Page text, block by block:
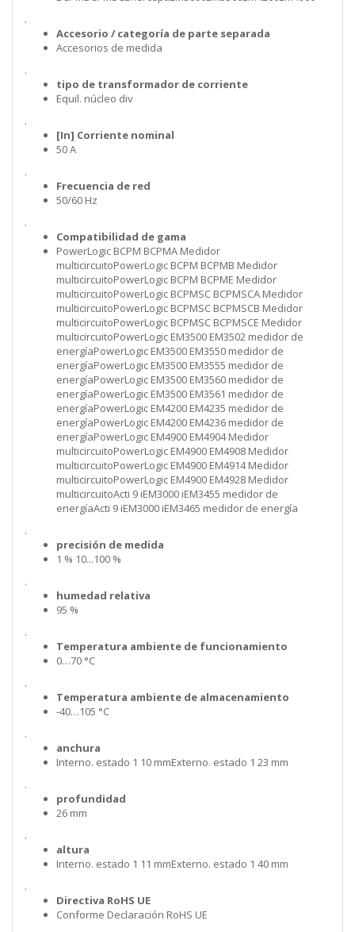
.
Accesorio / categoría de parte separada
Accesorios de medida
.
tipo de transformador de corriente
Equil. núcleo div
.
[In] Corriente nominal
50 A
.
Frecuencia de red
50/60 Hz
.
Compatibilidad de gama
PowerLogic BCPM BCPMA Medidor
multicircuitoPowerLogic BCPM BCPMB Medidor
multicircuitoPowerLogic BCPM BCPME Medidor
multicircuitoPowerLogic BCPMSC BCPMSCA Medidor
multicircuitoPowerLogic BCPMSC BCPMSCB Medidor
multicircuitoPowerLogic BCPMSC BCPMSCE Medidor
multicircuitoPowerLogic EM3500 EM3502 medidor de
energíaPowerLogic EM3500 EM3550 medidor de
energíaPowerLogic EM3500 EM3555 medidor de
energíaPowerLogic EM3500 EM3560 medidor de
energíaPowerLogic EM3500 EM3561 medidor de
energíaPowerLogic EM4200 EM4235 medidor de
energíaPowerLogic EM4200 EM4236 medidor de
energíaPowerLogic EM4900 EM4904 Medidor
multicircuitoPowerLogic EM4900 EM4908 Medidor
multicircuitoPowerLogic EM4900 EM4914 Medidor
multicircuitoPowerLogic EM4900 EM4928 Medidor
multicircuitoActi 9 iEM3000 iEM3455 medidor de
energíaActi 9 iEM3000 iEM3465 medidor de energía
.
precisión de medida
1 % 10...100 %
.
humedad relativa
95 %
.
Temperatura ambiente de funcionamiento
0…70 °C
.
Temperatura ambiente de almacenamiento
-40…105 °C
.
anchura
Interno. estado 1 10 mmExterno. estado 1 23 mm
.
profundidad
26 mm
.
altura
Interno. estado 1 11 mmExterno. estado 1 40 mm
.
Directiva RoHS UE
Conforme Declaración RoHS UE